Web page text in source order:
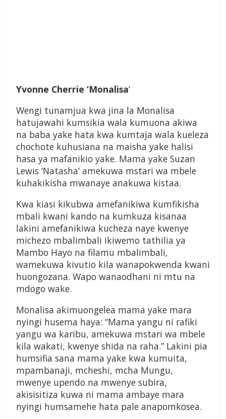
Yvonne Cherrie ‘Monalisa’
Wengi tunamjua kwa jina la Monalisa
hatujawahi kumsikia wala kumuona akiwa
na baba yake hata kwa kumtaja wala kueleza
chochote kuhusiana na maisha yake halisi
hasa ya mafanikio yake. Mama yake Suzan
Lewis ‘Natasha’ amekuwa mstari wa mbele
kuhakikisha mwanaye anakuwa kistaa.
Kwa kiasi kikubwa amefanikiwa kumfikisha
mbali kwani kando na kumkuza kisanaa
lakini amefanikiwa kucheza naye kwenye
michezo mbalimbali ikiwemo tathilia ya
Mambo Hayo na filamu mbalimbali,
wamekuwa kivutio kila wanapokwenda kwani
huongozana. Wapo wanaodhani ni mtu na
mdogo wake.
Monalisa akimuongelea mama yake mara
nyingi husema haya: “Mama yangu ni rafiki
yangu wa karibu, amekuwa mstari wa mbele
kila wakati, kwenye shida na raha.” Lakini pia
humsifia sana mama yake kwa kumuita,
mpambanaji, mcheshi, mcha Mungu,
mwenye upendo na mwenye subira,
akisisitiza kuwa ni mama ambaye mara
nyingi humsamehe hata pale anapomkosea.